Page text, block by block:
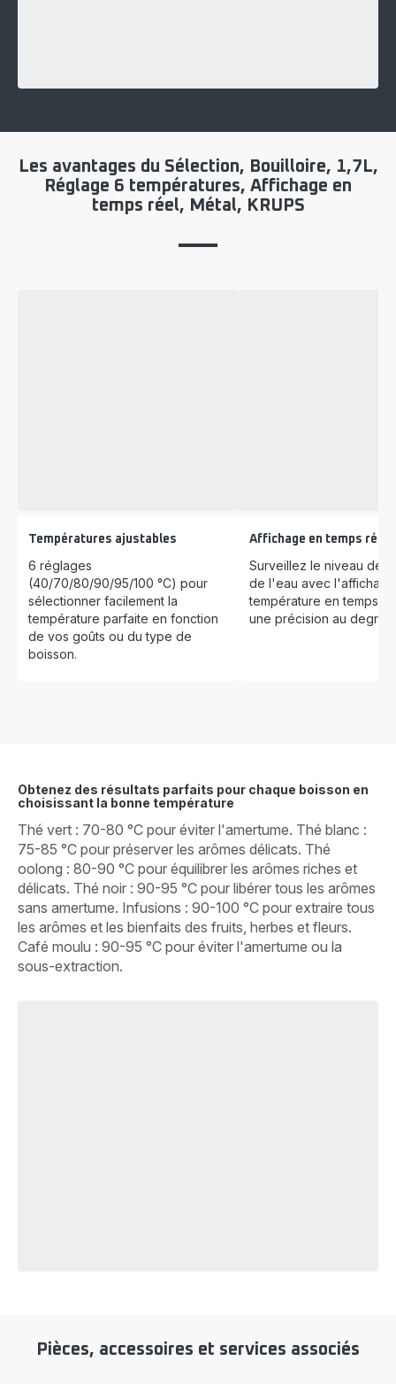
Les avantages du Sélection, Bouilloire, 1,7L,
Réglage 6 températures, Affichage en
temps réel, Métal, KRUPS
Températures ajustables
6 réglages
(40/70/80/90/95/100 °C) pour
sélectionner facilement la
température parfaite en fonction
de vos goûts ou du type de
boisson.
Affichage en temps réel
Surveillez le niveau de
de l'eau avec
température en temps
une précision au degré
Obtenez des résultats parfaits pour chaque boisson en
choisissant la bonne température
Thé vert : 70-80 °C pour éviter l'amertume. Thé blanc :
75-85 °C pour préserver les arômes délicats. Thé
oolong : 80-90 °C pour équilibrer les arômes riches et
délicats. Thé noir : 90-95 °C pour libérer tous les arômes
sans amertume. Infusions : 90-100 °C pour extraire tous
les arômes et les bienfaits des fruits, herbes et fleurs.
Café moulu : 90-95 °C pour éviter l'amertume ou la
sous-extraction.
Pièces, accessoires et services associés